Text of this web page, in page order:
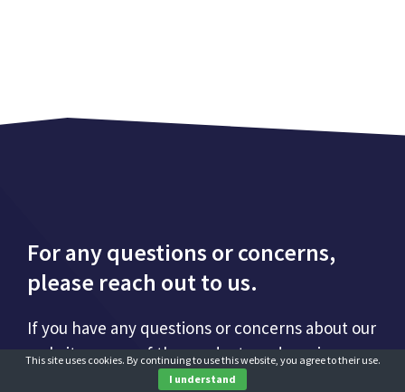
For any questions or concerns,
please reach out to us.
If you have any questions or concerns about our
website or any of the products and services we
review, please let us know. We would be happy
This site uses cookies. By continuing to use this website, you agree to their use.
I understand